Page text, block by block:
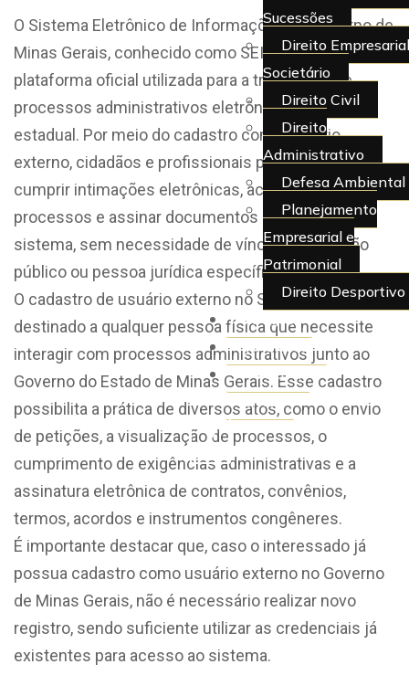
Sucessões
Direito
Societário
Direito Civil
Direito
Administrativo
Defesa Ambiental
Planejamento
Empresarial e
Patrimonial
Direito Desportivo
Artigos
Juridiquês
> Área do
Cliente
X
O Sistema Eletrônico de Informações do Governo de
Minas Gerais, conhecido como SEI MG, é a
plataforma oficial utilizada para a tramitação de
processos administrativos eletrônicos no âmbito
estadual. Por meio do cadastro como usuário
externo, cidadãos e profissionais podem peticionar,
cumprir intimações eletrônicas, acompanhar
processos e assinar documentos diretamente no
sistema, sem necessidade de vínculo com órgão
público ou pessoa jurídica específica.
O cadastro de usuário externo no SEI MG é
destinado a qualquer pessoa física que necessite
interagir com processos administrativos junto ao
Governo do Estado de Minas Gerais. Esse cadastro
possibilita a prática de diversos atos, como o envio
de petições, a visualização de processos, o
cumprimento de exigências administrativas e a
assinatura eletrônica de contratos, convênios,
termos, acordos e instrumentos congêneres.
É importante destacar que, caso o interessado já
possua cadastro como usuário externo no Governo
de Minas Gerais, não é necessário realizar novo
registro, sendo suficiente utilizar as credenciais já
existentes para acesso ao sistema.